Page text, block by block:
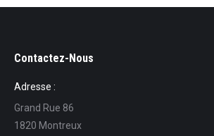
Contactez-Nous
Adresse :
Grand Rue 86
1820 Montreux